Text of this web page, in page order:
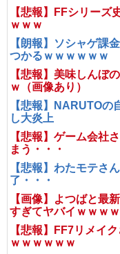
【悲報】FFシリーズ
ｗｗｗ
【朗報】ソシャゲ課
つかるｗｗｗｗｗｗ
【悲報】美味しんぼ
ｗ（画像あり）
【悲報】NARUTO
し大炎上
【悲報】ゲーム会社
まう・・・
【悲報】わたモテさ
了・・・
【画像】よつばと最
すぎてヤバイｗｗｗ
【悲報】FF7リメイ
ｗｗｗｗｗｗ